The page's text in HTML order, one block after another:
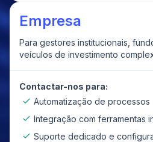
Empresa
Para gestores institucionais,
veículos de investimento
Contactar-nos para:
Automatização de processos
Integração com ferramentas
Suporte dedicado e